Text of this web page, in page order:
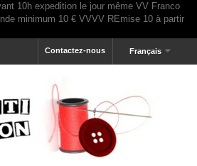
Français
Contactez-nous